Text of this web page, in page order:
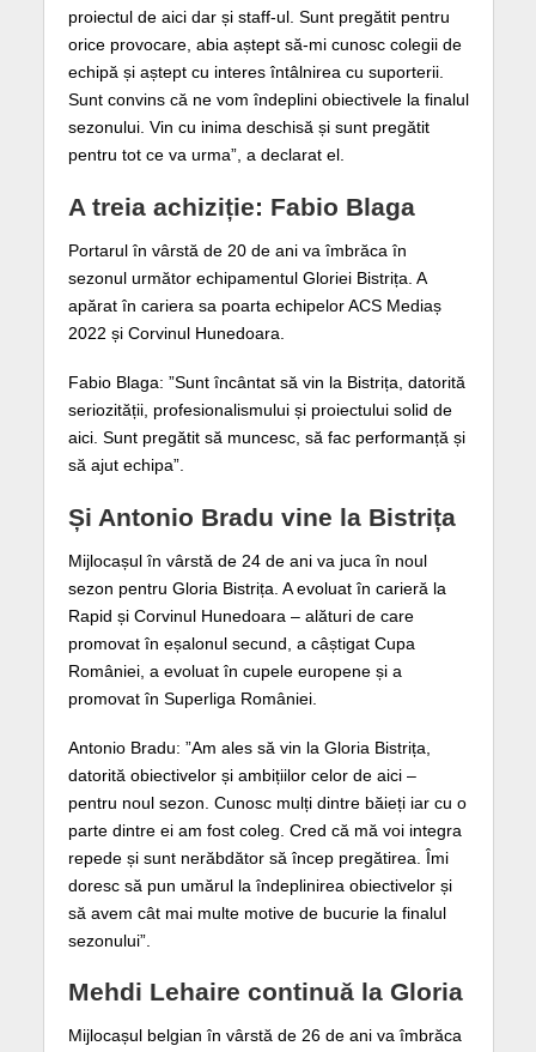
proiectul de aici dar și staff-ul. Sunt pregătit pentru
orice provocare, abia aștept să-mi cunosc colegii de
echipă și aștept cu interes întâlnirea cu suporterii.
Sunt convins că ne vom îndeplini obiectivele la finalul
sezonului. Vin cu inima deschisă și sunt pregătit
pentru tot ce va urma”, a declarat el.
A treia achiziție: Fabio Blaga
Portarul în vârstă de 20 de ani va îmbrăca în
sezonul următor echipamentul Gloriei Bistrița. A
apărat în cariera sa poarta echipelor ACS Mediaș
2022 și Corvinul Hunedoara.
Fabio Blaga: ”Sunt încântat să vin la Bistrița, datorită
seriozității, profesionalismului și proiectului solid de
aici. Sunt pregătit să muncesc, să fac performanță și
să ajut echipa”.
Și Antonio Bradu vine la Bistrița
Mijlocașul în vârstă de 24 de ani va juca în noul
sezon pentru Gloria Bistrița. A evoluat în carieră la
Rapid și Corvinul Hunedoara – alături de care
promovat în eșalonul secund, a câștigat Cupa
României, a evoluat în cupele europene și a
promovat în Superliga României.
Antonio Bradu: ”Am ales să vin la Gloria Bistrița,
datorită obiectivelor și ambițiilor celor de aici –
pentru noul sezon. Cunosc mulți dintre băieți iar cu o
parte dintre ei am fost coleg. Cred că mă voi integra
repede și sunt nerăbdător să încep pregătirea. Îmi
doresc să pun umărul la îndeplinirea obiectivelor și
să avem cât mai multe motive de bucurie la finalul
sezonului”.
Mehdi Lehaire continuă la Gloria
Mijlocașul belgian în vârstă de 26 de ani va îmbrăca